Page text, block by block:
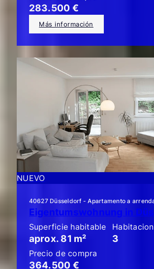
283.500 €
Más información
NUEVO
40627 Düsseldorf - Apartamento a
Superficie habitable
aprox. 81 m² 3
Precio de compra
364.500 €